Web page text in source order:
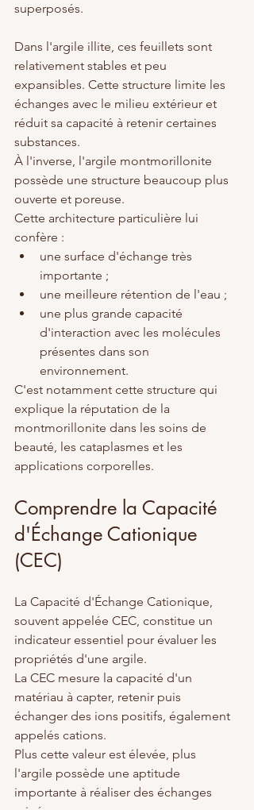
superposés.
Dans l'argile illite, ces feuillets sont
relativement stables et peu
expansibles. Cette structure limite les
échanges avec le milieu extérieur et
réduit sa capacité à retenir certaines
substances.
À l'inverse, l'argile montmorillonite
possède une structure beaucoup plus
ouverte et poreuse.
Cette architecture particulière lui
confère :
une surface d'échange très
importante ;
une meilleure rétention de l'eau ;
une plus grande capacité
d'interaction avec les molécules
présentes dans son
environnement.
C'est notamment cette structure qui
explique la réputation de la
montmorillonite dans les soins de
beauté, les cataplasmes et les
applications corporelles.
Comprendre la Capacité
d'Échange Cationique
(CEC)
La Capacité d'Échange Cationique,
souvent appelée CEC, constitue un
indicateur essentiel pour évaluer les
propriétés d'une argile.
La CEC mesure la capacité d'un
matériau à capter, retenir puis
échanger des ions positifs, également
appelés cations.
Plus cette valeur est élevée, plus
l'argile possède une aptitude
importante à réaliser des échanges